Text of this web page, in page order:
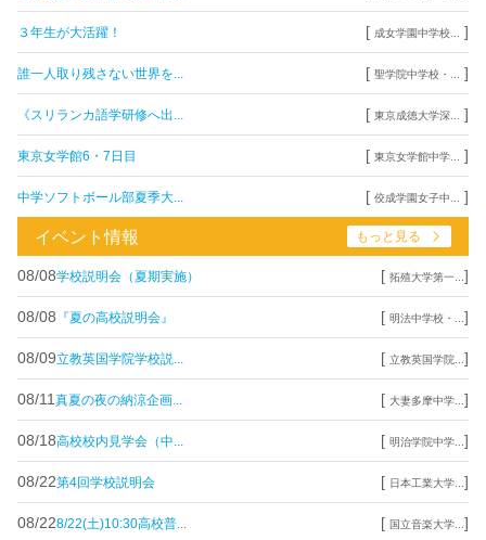
３年生が大活躍！ [ 成女学園中学校... ]
誰一人取り残さない世界を... [ 聖学院中学校・... ]
《スリランカ語学研修へ出... [ 東京成徳大学深... ]
東京女学館6・7日目 [ 東京女学館中学... ]
中学ソフトボール部夏季大... [ 佼成学園女子中... ]
イベント情報 もっと見る
08/08学校説明会（夏期実施） [ 拓殖大学第一... ]
08/08 『夏の高校説明会』 [ 明法中学校・... ]
08/09立教英国学院学校説... [ 立教英国学院... ]
08/11 真夏の夜の納涼企画... [ 大妻多摩中学... ]
08/18高校校内見学会（中... [ 明治学院中学... ]
08/22第4回学校説明会 [ 日本工業大学... ]
08/228/22(土)10:30高校普... [ 国立音楽大学... ]